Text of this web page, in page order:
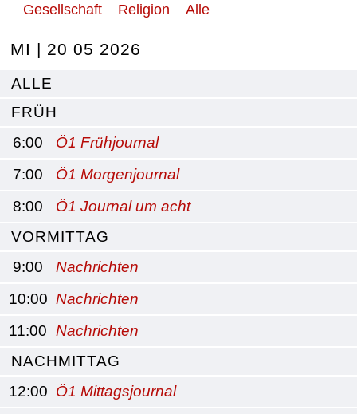
Gesellschaft
Religion Alle
MI | 20 05 2026
ALLE
FRÜH
6:00
Ö1 Frühjournal
7:00
Ö1 Morgenjournal
8:00
Ö1 Journal um acht
VORMITTAG
9:00
Nachrichten
10:00 Nachrichten
11:00 Nachrichten
NACHMITTAG
12:00 Ö1 Mittagsjournal